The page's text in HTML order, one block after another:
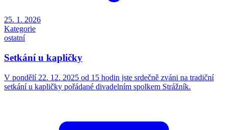
25. 1. 2026
Kategorie
ostatní
Setkání u kapličky
V pondělí 22. 12. 2025 od 15 hodin jste srdečně zváni na tradiční
setkání u kapličky pořádané divadelním spolkem Strážník.